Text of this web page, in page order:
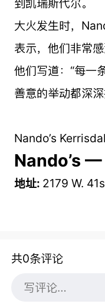
大火发生时，
表示，他们非常
他们写道：“每一
善意的举动都深
Nando’s
Nando’s
地址: 2179 W.
共0条评论